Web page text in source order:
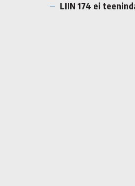
LIIN 174 ei